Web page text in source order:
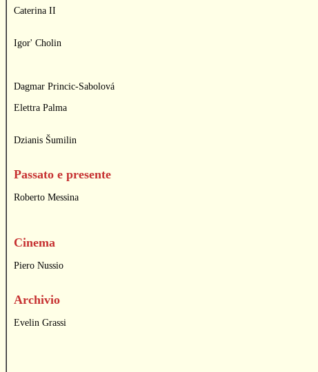
Caterina II
Igor' Cholin
Dagmar Princic-Sabolová
Elettra Palma
Dzianis Šumilin
Passato e presente
Roberto Messina
Cinema
Piero Nussio
Archivio
Evelin Grassi